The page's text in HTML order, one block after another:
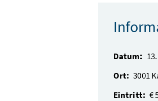
Datum:
Ort: 3001
Eintritt: €